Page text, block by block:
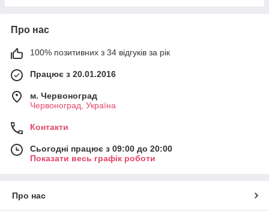
Про нас
100% позитивних з 34 відгуків за рік
Працює з 20.01.2016
м. Червоноград
Червоноград, Україна
Контакти
Сьогодні працює з 09:00 до 20:00
Показати весь графік роботи
Про нас